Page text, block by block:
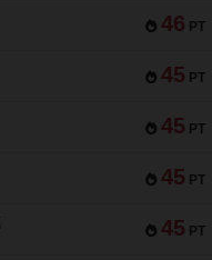
46 PT
45 PT
45 PT
45 PT
45 PT